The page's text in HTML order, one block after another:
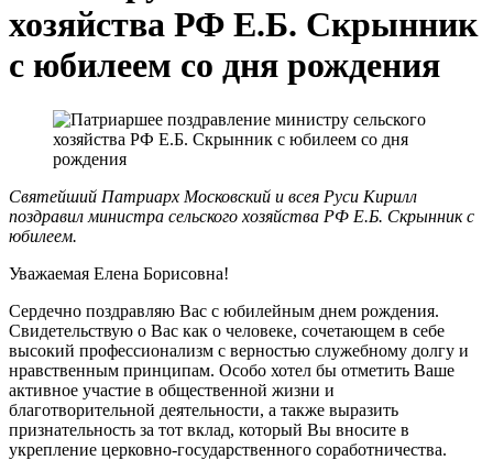
хозяйства РФ Е.Б. Скрынник
с юбилеем со дня рождения
Святейший Патриарх Московский и всея Руси Кирилл
поздравил министра сельского хозяйства РФ Е.Б. Скрынник с
юбилеем.
Уважаемая Елена Борисовна!
Сердечно поздравляю Вас с юбилейным днем рождения.
Свидетельствую о Вас как о человеке, сочетающем в себе
высокий профессионализм с верностью служебному долгу и
нравственным принципам. Особо хотел бы отметить Ваше
активное участие в общественной жизни и
благотворительной деятельности, а также выразить
признательность за тот вклад, который Вы вносите в
укрепление церковно-государственного соработничества.